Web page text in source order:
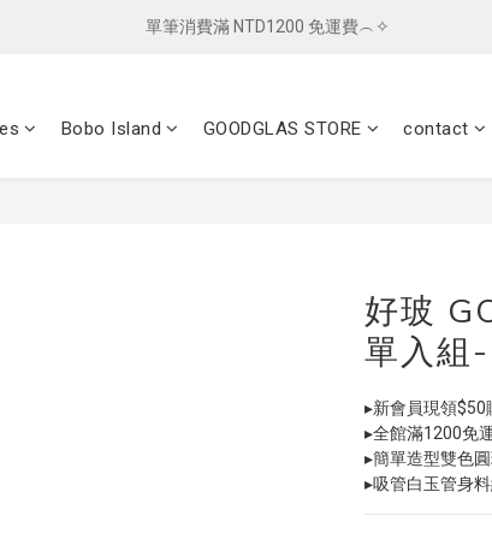
單筆消費滿 NTD1200 免運費︵✧
單筆消費滿 NTD1200 免運費︵✧
單筆消費滿 NTD1200 免運費︵✧
Bobo Island GOODGLAS STORE contact
好玻
單入組
▸新會員現領$50
▸全館滿1200免
▸簡單造型雙色
▸吸管白玉管身